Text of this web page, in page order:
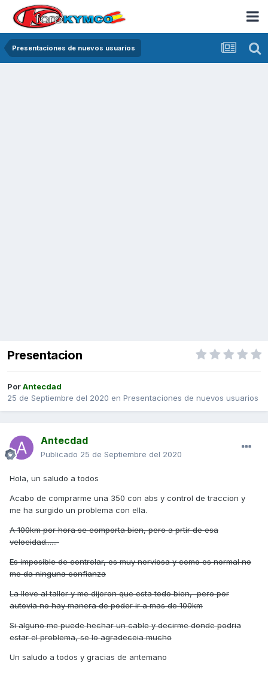
Presentaciones de nuevos usuarios
Presentacion
PorAntecdad
25 de Septiembre del 2020 en Presentaciones de nuevos usuarios
Antecdad
Publicado 25 de Septiembre del 2020
Hola, un saludo a todos
Acabo de comprarme una 350 con abs y control de traccion y
me ha surgido un problema con ella.
A 100km por hora se comporta bien, pero a prtir de esa
velocidad......
Es imposible de controlar, es muy nerviosa y como es normal no
me da ninguna confianza
La lleve al taller y me dijeron que esta todo bien, pero por
autovia no hay manera de poder ir a mas de 100km
Si alguno me puede hechar un cable y decirme donde podria
estar el problema, se lo agradeceia mucho
Un saludo a todos y gracias de antemano